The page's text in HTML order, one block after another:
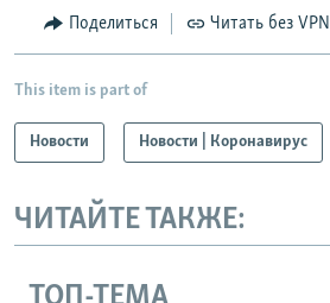
Поделиться Читать без VPN
This item is part of
Новости Новости | Коронавирус
ЧИТАЙТЕ ТАКЖЕ: